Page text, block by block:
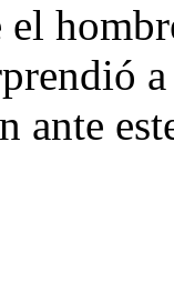
ante